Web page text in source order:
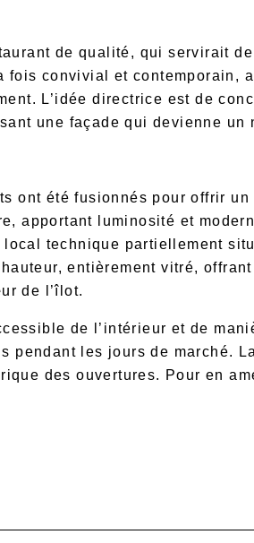
de qualité, qui servirait
fois convivial et contemporain,
L’idée directrice est de
une façade qui devienne un
ont été fusionnés pour offrir
apportant luminosité et
technique partiellement
entièrement vitré,
de l’îlot.
de l’intérieur et de
pendant les jours de marché.
des ouvertures. Pour en